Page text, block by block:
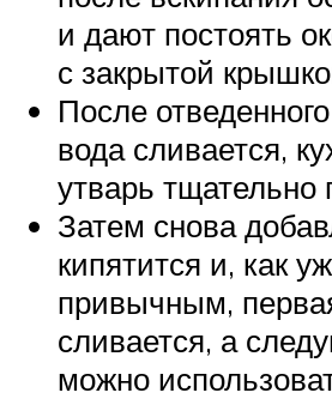
и дают постоять
с закрытой
После
вода сливается,
утварь тщательно
Затем снова
кипятится и, как
привычным,
сливается, а
можно